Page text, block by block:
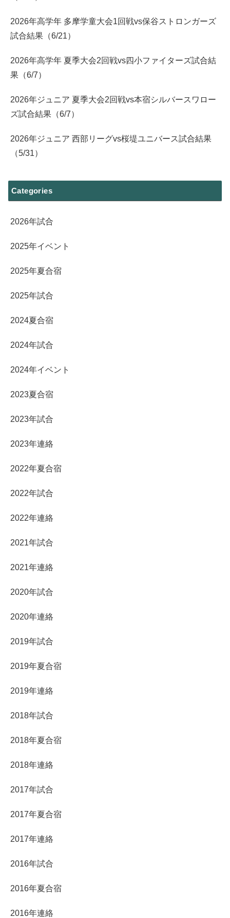
2026年高学年 多摩学童大会1回戦vs保谷ストロンガーズ
試合結果（6/21）
2026年高学年 夏季大会2回戦vs四小ファイターズ試合結
果（6/7）
2026年ジュニア 夏季大会2回戦vs本宿シルバースワロー
ズ試合結果（6/7）
2026年ジュニア 西部リーグvs桜堤ユニバース試合結果
（5/31）
Categories
2026年試合
2025年イベント
2025年夏合宿
2025年試合
2024夏合宿
2024年試合
2024年イベント
2023夏合宿
2023年試合
2023年連絡
2022年夏合宿
2022年試合
2022年連絡
2021年試合
2021年連絡
2020年試合
2020年連絡
2019年試合
2019年夏合宿
2019年連絡
2018年試合
2018年夏合宿
2018年連絡
2017年試合
2017年夏合宿
2017年連絡
2016年試合
2016年夏合宿
2016年連絡